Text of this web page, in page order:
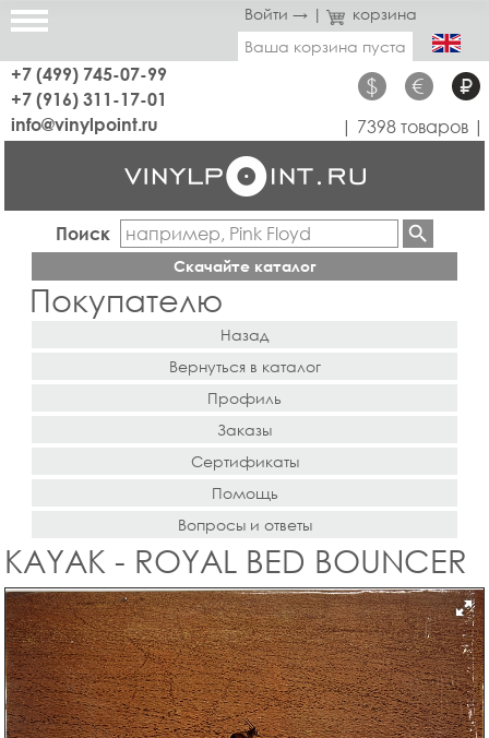
Войти → |
корзина
Ваша корзина пуста
+7 (499) 745-07-99
+7 (916) 311-17-01
$ € ₽
info@vinylpoint.ru | 7398 товаров |
Поиск
Скачайте каталог
Покупателю
Назад
Вернуться в каталог
Профиль
Заказы
Сертификаты
Помощь
Вопросы и ответы
KAYAK - ROYAL BED BOUNCER